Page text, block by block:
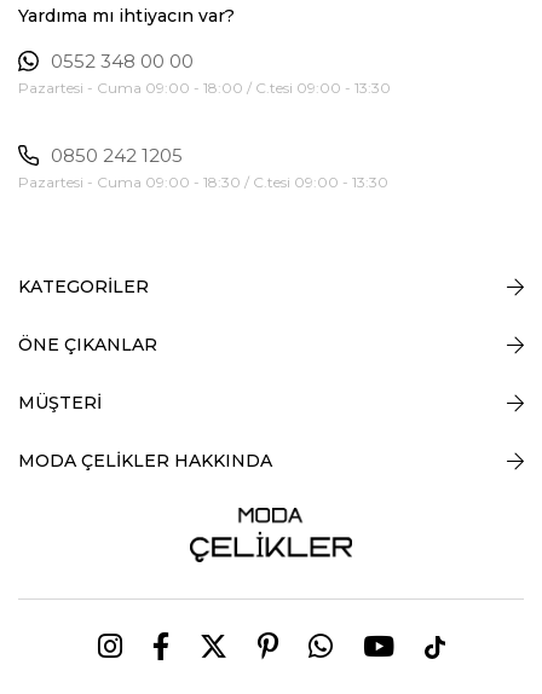
Yardıma mı ihtiyacın var?
0552 348 00 00
Pazartesi - Cuma 09:00 - 18:00 / C.tesi 09:00 - 13:30
0850 242 1205
Pazartesi - Cuma 09:00 - 18:30 / C.tesi 09:00 - 13:30
KATEGORİLER
ÖNE ÇIKANLAR
MÜŞTERİ
MODA ÇELİKLER HAKKINDA